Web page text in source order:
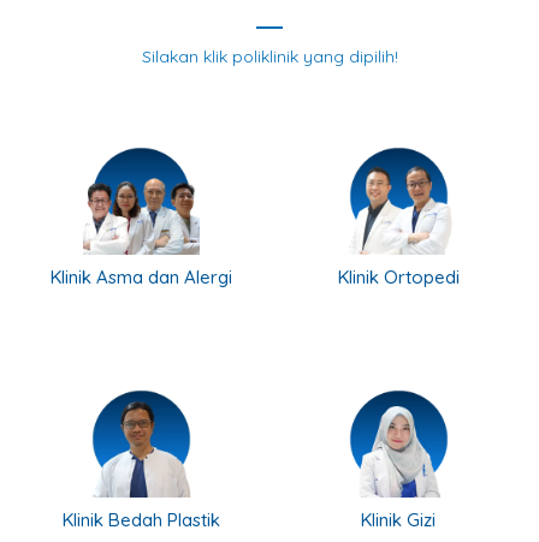
Silakan klik poliklinik yang dipilih!
Klinik Asma dan Alergi Klinik Ortopedi
Klinik Bedah Plastik Klinik Gizi